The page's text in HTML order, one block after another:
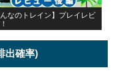
んなのトレイン】プレイレビ
出確率)